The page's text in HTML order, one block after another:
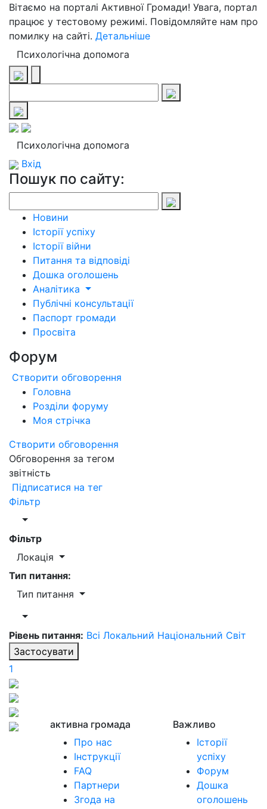
Вітаємо на порталі Активної Громади! Увага, портал
працює у тестовому режимі. Повідомляйте нам про
помилку на сайті. Детальніше
Психологічна допомога
Психологічна допомога
Вхід
Пошук по сайту:
Новини
Історії успіху
Історії війни
Питання та відповіді
Дошка оголошень
Аналітика
Публічні консультації
Паспорт громади
Просвіта
Форум
Створити обговорення
Головна
Розділи форуму
Моя стрічка
Створити обговорення
Обговорення за тегом
звітність
Підписатися на тег
Фільтр
Фільтр
Локація
Тип питання:
Тип питання
Рівень питання: Всі Локальний Національний Світ
Застосувати
1
активна громада
Про нас
Інструкції
FAQ
Партнери
Згода на
Важливо
Історії
успіху
Форум
Дошка
оголошень